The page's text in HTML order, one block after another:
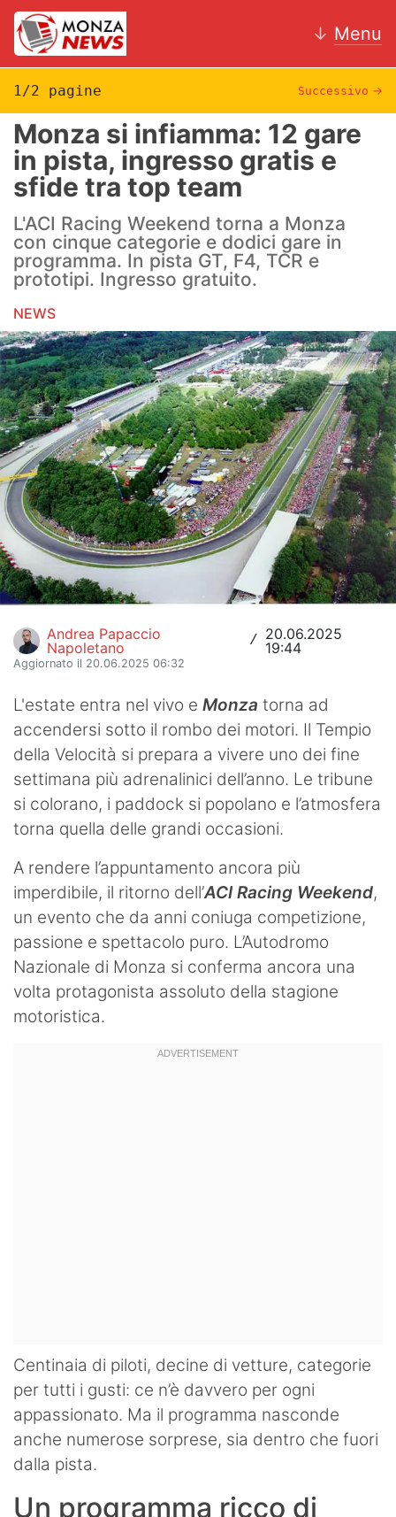
↓ Menu
News
AC Monza
Calcio
Motori
Volley
Hockey
Altri sport
Hockey
Pallanuoto
Pallamano
Altre
News
Eventi
1/2 pagine Successivo →
Monza si infiamma: 12 gare
in pista, ingresso gratis e
sfide tra top team
L'ACI Racing Weekend torna a Monza
con cinque categorie e dodici gare in
programma. In pista GT, F4, TCR e
prototipi. Ingresso gratuito.
NEWS
Andrea Papaccio
Napoletano
/
20.06.2025
19:44
Aggiornato il 20.06.2025 06:32
L'estate entra nel vivo e Monza torna ad
accendersi sotto il rombo dei motori. Il Tempio
della Velocità si prepara a vivere uno dei fine
settimana più adrenalinici dell’anno. Le tribune
si colorano, i paddock si popolano e l’atmosfera
torna quella delle grandi occasioni.
A rendere l’appuntamento ancora più
imperdibile, il ritorno dell’ACI Racing Weekend,
un evento che da anni coniuga competizione,
passione e spettacolo puro. L’Autodromo
Nazionale di Monza si conferma ancora una
volta protagonista assoluto della stagione
motoristica.
Centinaia di piloti, decine di vetture, categorie
per tutti i gusti: ce n’è davvero per ogni
appassionato. Ma il programma nasconde
anche numerose sorprese, sia dentro che fuori
dalla pista.
Un programma ricco di